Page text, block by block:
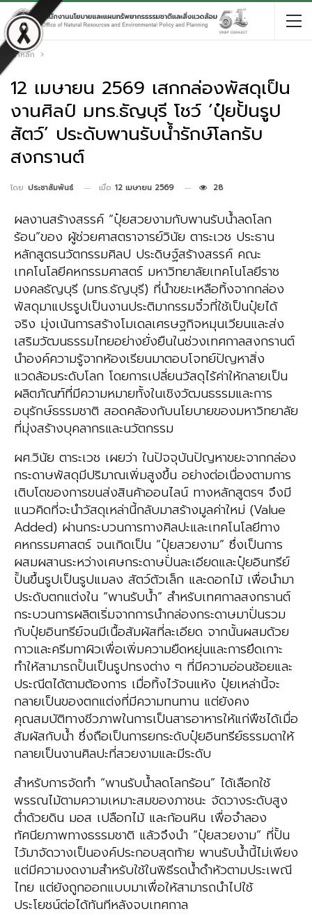
หน้าหลัก
12 เมษายน 2569 เสกกล่องพัสดุเป็น
งานศิลป์ มทร.ธัญบุรี โชว์ ‘ปุ๋ยปั้นรูป
สัตว์’ ประดับพานรับน้ำรักษ์โลกรับ
สงกรานต์
โดย ประชาสัมพันธ์ เมื่อ 12 เมษายน 2569 28
ผลงานสร้างสรรค์ “ปุ๋ยสวยงามกับพานรับน้ำลดโลก
ร้อน”ของ ผู้ช่วยศาสตราจารย์วินัย ตาระเวช ประธาน
หลักสูตรนวัตกรรมศิลป ประดิษฐ์สร้างสรรค์ คณะ
เทคโนโลยีคหกรรมศาสตร์ มหาวิทยาลัยเทคโนโลยีราช
มงคลธัญบุรี (มทร.ธัญบุรี) ที่นำขยะเหลือทิ้งจากกล่อง
พัสดุมาแปรรูปเป็นงานประติมากรรมจิ๋วที่ใช้เป็นปุ๋ยได้
จริง มุ่งเน้นการสร้างโมเดลเศรษฐกิจหมุนเวียนและส่ง
เสริมวัฒนธรรมไทยอย่างยั่งยืนในช่วงเทศกาลสงกรานต์
นำองค์ความรู้จากห้องเรียนมาตอบโจทย์ปัญหาสิ่ง
แวดล้อมระดับโลก โดยการเปลี่ยนวัสดุไร้ค่าให้กลายเป็น
ผลิตภัณฑ์ที่มีความหมายทั้งในเชิงวัฒนธรรมและการ
อนุรักษ์ธรรมชาติ สอดคล้องกับนโยบายของมหาวิทยาลัย
ที่มุ่งสร้างบุคลากรและนวัตกรรม
ผศ.วินัย ตาระเวช เผยว่า ในปัจจุบันปัญหาขยะจากกล่อง
กระดาษพัสดุมีปริมาณเพิ่มสูงขึ้น อย่างต่อเนื่องตามการ
เติบโตของการขนส่งสินค้าออนไลน์ ทางหลักสูตรฯ จึงมี
แนวคิดที่จะนำวัสดุเหล่านี้กลับมาสร้างมูลค่าใหม่ (Value
Added) ผ่านกระบวนการทางศิลปะและเทคโนโลยีทาง
คหกรรมศาสตร์ จนเกิดเป็น “ปุ๋ยสวยงาม” ซึ่งเป็นการ
ผสมผสานระหว่างเศษกระดาษปั่นละเอียดและปุ๋ยอินทรีย์
ปั้นขึ้นรูปเป็นรูปแมลง สัตว์ตัวเล็ก และดอกไม้ เพื่อนำมา
ประดับตกแต่งใน “พานรับน้ำ” สำหรับเทศกาลสงกรานต์
กระบวนการผลิตเริ่มจากการนำกล่องกระดาษมาปั่นรวม
กับปุ๋ยอินทรีย์จนมีเนื้อสัมผัสที่ละเอียด จากนั้นผสมด้วย
กาวและครีมทาผิวเพื่อเพิ่มความยืดหยุ่นและการยึดเกาะ
ทำให้สามารถปั้นเป็นรูปทรงต่าง ๆ ที่มีความอ่อนช้อยและ
ประณีตได้ตามต้องการ เมื่อทิ้งไว้จนแห้ง ปุ๋ยเหล่านี้จะ
กลายเป็นของตกแต่งที่มีความทนทาน แต่ยังคง
คุณสมบัติทางชีวภาพในการเป็นสารอาหารให้แก่พืชได้เมื่อ
สัมผัสกับน้ำ ซึ่งถือเป็นการยกระดับปุ๋ยอินทรีย์ธรรมดาให้
กลายเป็นงานศิลปะที่สวยงามและมีระดับ
สำหรับการจัดทำ “พานรับน้ำลดโลกร้อน” ได้เลือกใช้
พรรณไม้ตามความเหมาะสมของภาชนะ จัดวางระดับสูง
ต่ำด้วยดิน มอส เปลือกไม้ และก้อนหิน เพื่อจำลอง
ทัศนียภาพทางธรรมชาติ แล้วจึงนำ “ปุ๋ยสวยงาม” ที่ปั้น
ไว้มาจัดวางเป็นองค์ประกอบสุดท้าย พานรับน้ำนี้ไม่เพียง
แต่มีความงดงามสำหรับใช้ในพิธีรดน้ำดำหัวตามประเพณี
ไทย แต่ยังถูกออกแบบมาเพื่อให้สามารถนำไปใช้
ประโยชน์ต่อได้ทันทีหลังจบเทศกาล